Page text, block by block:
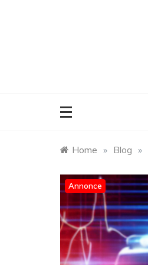
Home » Blog »
Annonce